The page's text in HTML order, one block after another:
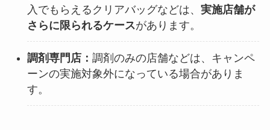
入でもらえるクリアバッグなどは、 実施店舗が
さらに限られるケースがあります。
調剤専門店： 調剤のみの店舗などは、キャンペ
ーンの実施対象外になっている場合がありま
す。